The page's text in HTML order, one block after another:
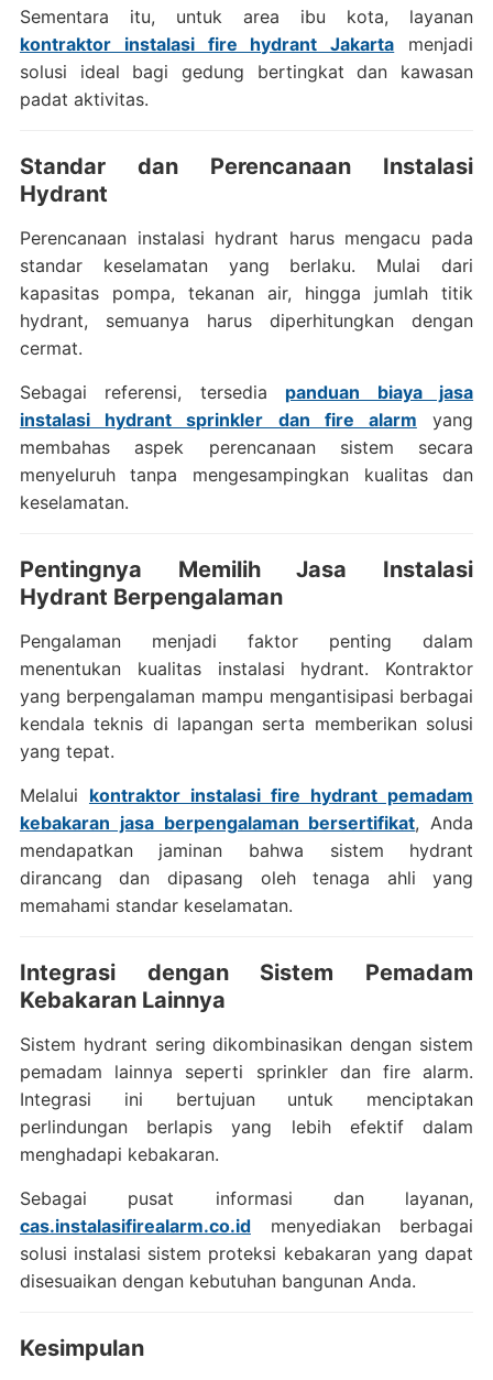
Sementara itu, untuk area ibu kota, layanan
kontraktor instalasi fire hydrant Jakarta menjadi
solusi ideal bagi gedung bertingkat dan kawasan
padat aktivitas.
Standar dan Perencanaan Instalasi
Hydrant
Perencanaan instalasi hydrant harus mengacu pada
standar keselamatan yang berlaku. Mulai dari
kapasitas pompa, tekanan air, hingga jumlah titik
hydrant, semuanya harus diperhitungkan dengan
cermat.
Sebagai referensi, tersedia panduan biaya jasa
instalasi hydrant sprinkler dan fire alarm yang
membahas aspek perencanaan sistem secara
menyeluruh tanpa mengesampingkan kualitas dan
keselamatan.
Pentingnya Memilih Jasa Instalasi
Hydrant Berpengalaman
Pengalaman menjadi faktor penting dalam
menentukan kualitas instalasi hydrant. Kontraktor
yang berpengalaman mampu mengantisipasi berbagai
kendala teknis di lapangan serta memberikan solusi
yang tepat.
Melalui kontraktor instalasi fire hydrant pemadam
kebakaran jasa berpengalaman bersertifikat, Anda
mendapatkan jaminan bahwa sistem hydrant
dirancang dan dipasang oleh tenaga ahli yang
memahami standar keselamatan.
Integrasi dengan Sistem Pemadam
Kebakaran Lainnya
Sistem hydrant sering dikombinasikan dengan sistem
pemadam lainnya seperti sprinkler dan fire alarm.
Integrasi ini bertujuan untuk menciptakan
perlindungan berlapis yang lebih efektif dalam
menghadapi kebakaran.
Sebagai pusat informasi dan layanan,
cas.instalasifirealarm.co.idmenyediakan berbagai
solusi instalasi sistem proteksi kebakaran yang dapat
disesuaikan dengan kebutuhan bangunan Anda.
Kesimpulan